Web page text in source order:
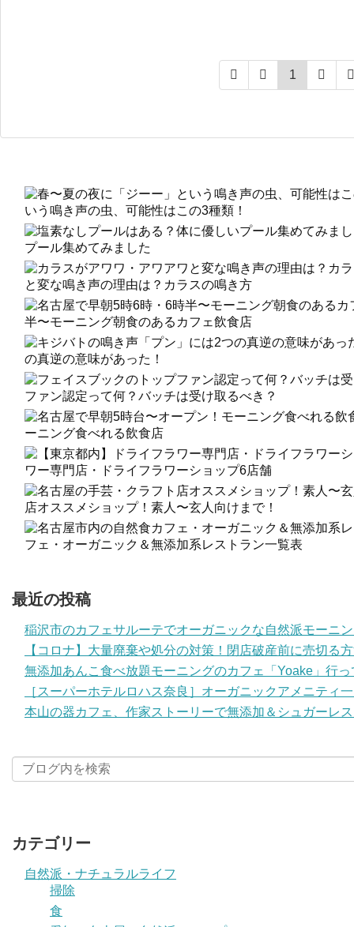
1
いう鳴き声の虫、可能性はこの3種類！
プール集めてみました
と変な鳴き声の理由は？カラスの鳴き方
半〜モーニング朝食のあるカフェ飲食店
の真逆の意味があった！
ファン認定って何？バッチは受け取るべき？
ーニング食べれる飲食店
ワー専門店・ドライフラワーショップ6店舗
店オススメショップ！素人〜玄人向けまで！
フェ・オーガニック＆無添加系レストラン一覧表
最近の投稿
稲沢市のカフェサルーテでオーガニックな自然派モーニ
【コロナ】大量廃棄や処分の対策！閉店破産前に売切る
無添加あんこ食べ放題モーニングのカフェ「Yoake」行
［スーパーホテルロハス奈良］オーガニックアメニティ
本山の器カフェ、作家ストーリーで無添加＆シュガーレ
カテゴリー
自然派・ナチュラルライフ
掃除
食